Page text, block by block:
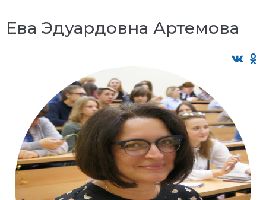
Ева Эдуардовна Артемова